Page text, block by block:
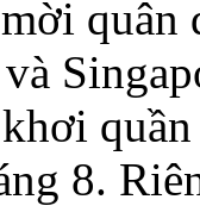
8.